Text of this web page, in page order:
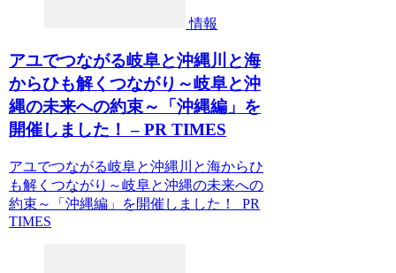
情報
アユでつながる岐阜と沖縄川と海
からひも解くつながり～岐阜と沖
縄の未来への約束～「沖縄編」を
開催しました！ – PR TIMES
アユでつながる岐阜と沖縄川と海からひ
も解くつながり～岐阜と沖縄の未来への
約束～「沖縄編」を開催しました！ PR
TIMES